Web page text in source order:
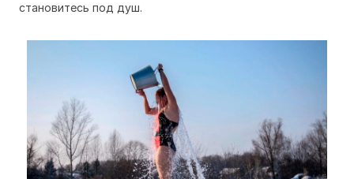
становитесь под душ.